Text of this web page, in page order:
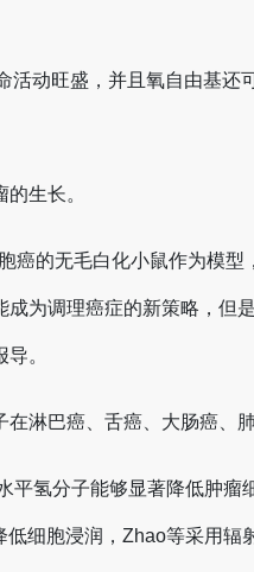
动旺盛，并且氧自由基
生长。
的无毛白化小鼠作为模
为调理癌症的新策略，
。
淋巴癌、舌癌、大肠癌、
氢分子能够显著降低肿
细胞浸润，Zhao等采用